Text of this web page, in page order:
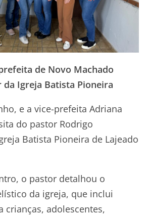
de Novo Machado
da Igreja Batista Pioneira
e a vice-prefeita Adriana
do pastor Rodrigo
Batista Pioneira de Lajeado
o pastor detalhou o
da igreja, que inclui
crianças, adolescentes,